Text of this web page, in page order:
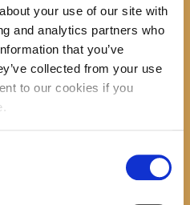
your use of our site with
and analytics partners who
that you’ve
collected from your use
to our cookies if you
Makarskoj"-poshumno Tihorad Mijo